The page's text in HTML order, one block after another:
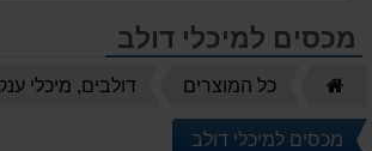
מכסים למיכלי דולב
כל המוצרים דולבים, מיכלי
מכסים למיכלי דולב